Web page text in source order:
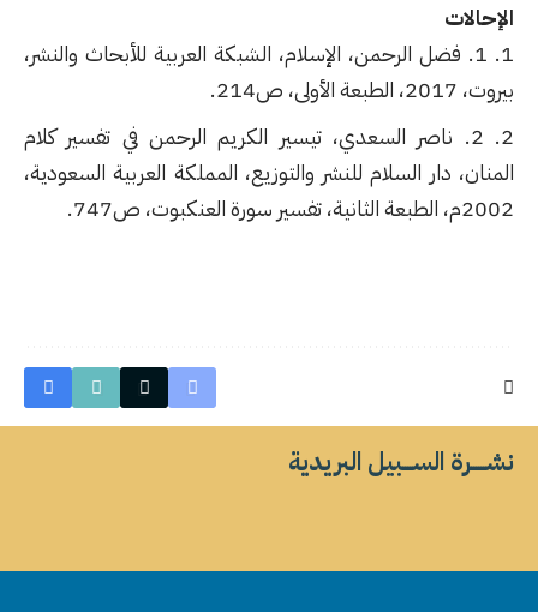
الإحالات
1. فضل الرحمن، الإسلام، الشبكة العربية للأبحاث والنشر،
بيروت، 2017، الطبعة الأولى، ص214.
2. ناصر السعدي، تيسير الكريم الرحمن في تفسير كلام
المنان، دار السلام للنشر والتوزيع، المملكة العربية السعودية،
2002م، الطبعة الثانية، تفسير سورة العنكبوت، ص747.
نشــــــرة الســــبيل البريدية